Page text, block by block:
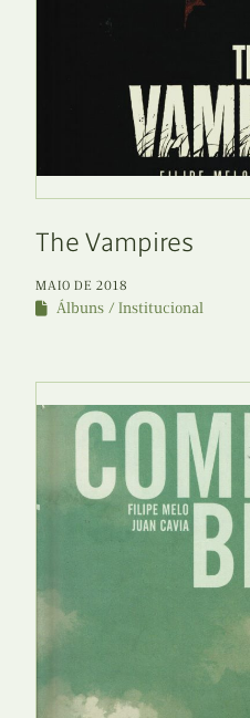
The Vampires
MAIO DE 2018
Álbuns Institucional